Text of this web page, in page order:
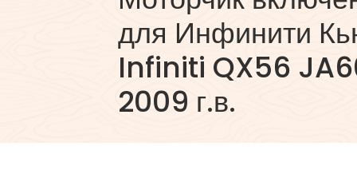
для Инфинити
Infiniti QX56
2009 г.в.